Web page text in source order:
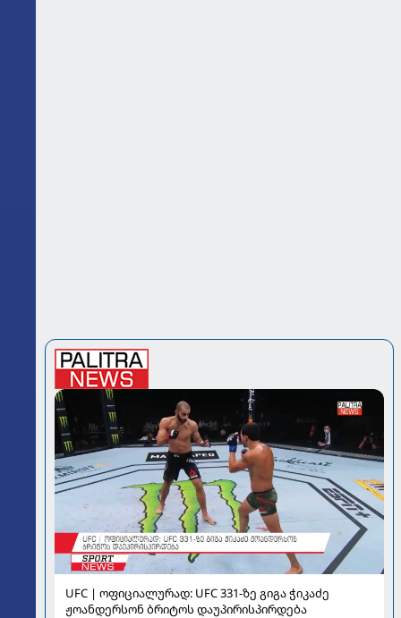
UFC | ოფიციალურად: UFC 331-ზე გიგა ჭიკაძე
ჟოანდერსონ ბრიტოს დაუპირისპირდება